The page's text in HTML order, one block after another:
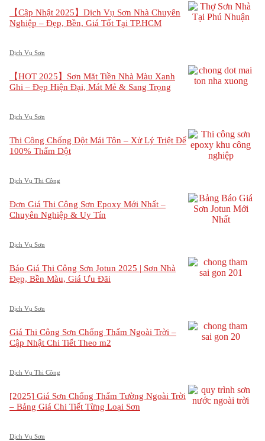
【Cập Nhật 2025】Dịch Vụ Sơn Nhà Chuyên
Nghiệp – Đẹp, Bền, Giá Tốt Tại TP.HCM
Dịch Vụ Sơn
【HOT 2025】Sơn Mặt Tiền Nhà Màu Xanh
Ghi – Đẹp Hiện Đại, Mát Mẻ & Sang Trọng
Dịch Vụ Sơn
Thi Công Chống Dột Mái Tôn – Xử Lý Triệt Để
100% Thấm Dột
Dịch Vụ Thi Công
Đơn Giá Thi Công Sơn Epoxy Mới Nhất –
Chuyên Nghiệp & Uy Tín
Dịch Vụ Sơn
Báo Giá Thi Công Sơn Jotun 2025 | Sơn Nhà
Đẹp, Bền Màu, Giá Ưu Đãi
Dịch Vụ Sơn
Giá Thi Công Sơn Chống Thấm Ngoài Trời –
Cập Nhật Chi Tiết Theo m2
Dịch Vụ Thi Công
[2025] Giá Sơn Chống Thấm Tường Ngoài Trời
– Bảng Giá Chi Tiết Từng Loại Sơn
Dịch Vụ Sơn